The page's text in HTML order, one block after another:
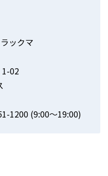
ックマ
02
1200 (9:00～19:00)